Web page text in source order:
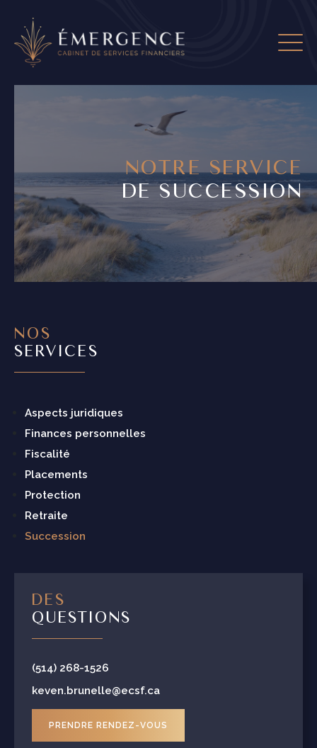
NOTRE SERVICE
DE SUCCESSION
NOS
SERVICES
Aspects juridiques
Finances personnelles
Fiscalité
Placements
Protection
Retraite
Succession
DES
QUESTIONS
(514) 268-1526
keven.brunelle@ecsf.ca
PRENDRE RENDEZ-VOUS